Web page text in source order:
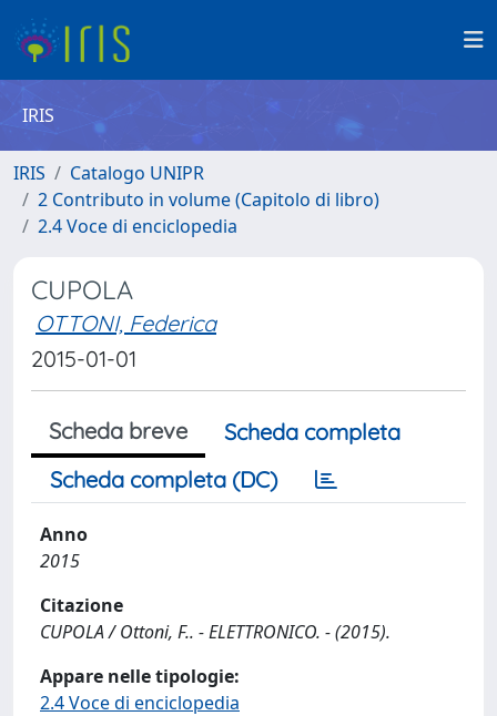
IRIS
IRIS
Catalogo UNIPR
2 Contributo in volume (Capitolo di libro)
2.4 Voce di enciclopedia
CUPOLA
OTTONI, Federica
2015-01-01
Scheda breve
Scheda completa
Scheda completa (DC)
Anno
2015
Citazione
CUPOLA / Ottoni, F.. - ELETTRONICO. - (2015).
Appare nelle tipologie:
2.4 Voce di enciclopedia